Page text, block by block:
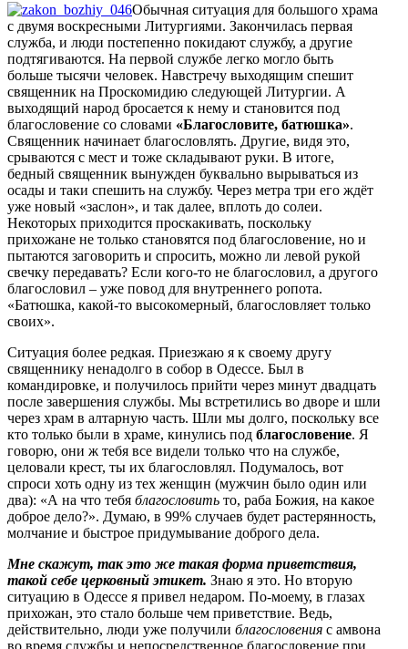
Обычная ситуация для большого храма
с двумя воскресными Литургиями. Закончилась первая
служба, и люди постепенно покидают службу, а другие
подтягиваются. На первой службе легко могло быть
больше тысячи человек. Навстречу выходящим спешит
священник на Проскомидию следующей Литургии. А
выходящий народ бросается к нему и становится под
благословение со словами «Благословите, батюшка».
Священник начинает благословлять. Другие, видя это,
срываются с мест и тоже складывают руки. В итоге,
бедный священник вынужден буквально вырываться из
осады и таки спешить на службу. Через метра три его ждёт
уже новый «заслон», и так далее, вплоть до солеи.
Некоторых приходится проскакивать, поскольку
прихожане не только становятся под благословение, но и
пытаются заговорить и спросить, можно ли левой рукой
свечку передавать? Если кого-то не благословил, а другого
благословил – уже повод для внутреннего ропота.
«Батюшка, какой-то высокомерный, благословляет только
своих».
Ситуация более редкая. Приезжаю я к своему другу
священнику ненадолго в собор в Одессе. Был в
командировке, и получилось прийти через минут двадцать
после завершения службы. Мы встретились во дворе и шли
через храм в алтарную часть. Шли мы долго, поскольку все
кто только были в храме, кинулись под благословение. Я
говорю, они ж тебя все видели только что на службе,
целовали крест, ты их благословлял. Подумалось, вот
спроси хоть одну из тех женщин (мужчин было один или
два): «А на что тебя благословить то, раба Божия, на какое
доброе дело?». Думаю, в 99% случаев будет растерянность,
молчание и быстрое придумывание доброго дела.
Мне скажут, так это же такая форма приветствия,
такой себе церковный этикет. Знаю я это. Но вторую
ситуацию в Одессе я привел недаром. По-моему, в глазах
прихожан, это стало больше чем приветствие. Ведь,
действительно, люди уже получили благословения с амвона
во время службы и непосредственное благословение при